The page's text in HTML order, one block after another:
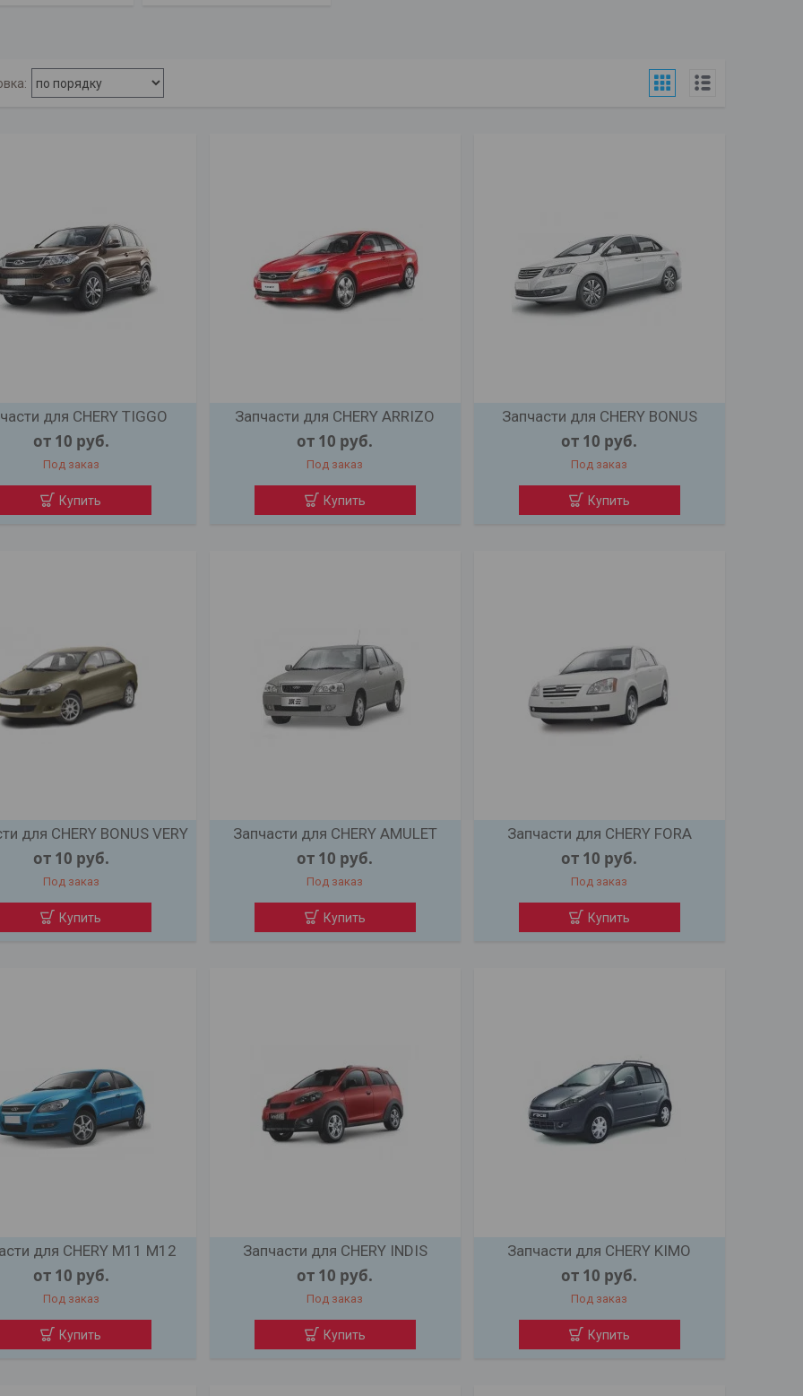
для CHERY TIGGO
от 10 руб.
Под заказ
Купить
Запчасти для CHERY ARRIZO
от 10 руб.
Под заказ
Купить
Запчасти для CHERY BONUS
от 10 руб.
Под заказ
Купить
для CHERY BONUS VERY
от 10 руб.
Под заказ
Купить
Запчасти для CHERY AMULET
от 10 руб.
Под заказ
Купить
Запчасти для CHERY FORA
от 10 руб.
Под заказ
Купить
для CHERY M11 M12
от 10 руб.
Под заказ
Купить
Запчасти для CHERY INDIS
от 10 руб.
Под заказ
Купить
Запчасти для CHERY KIMO
от 10 руб.
Под заказ
Купить